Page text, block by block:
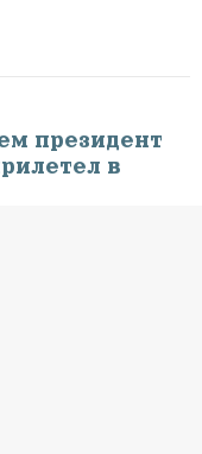
президент
в